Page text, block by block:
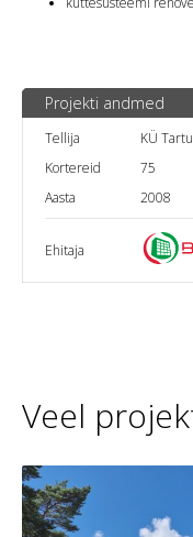
Projekti andmed
Tellija
KÜ
Kortereid
75
Aasta
2008
Ehitaja
Veel